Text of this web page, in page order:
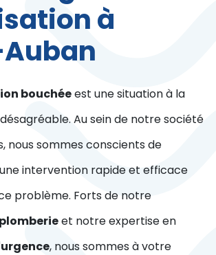
à
bouchéeest une situation à la
Au sein de notre société
nous sommes conscients de
intervention rapide et efficace
problème. Forts de notre
plomberieet notre expertise en
, nous sommes à votre